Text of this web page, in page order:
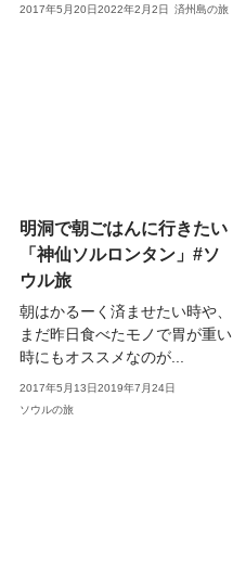
2017年5月20日2022年2月2日 済州島の旅
明洞で朝ごはんに行きたい
「神仙ソルロンタン」#ソ
ウル旅
朝はかるーく済ませたい時や、
まだ昨日食べたモノで胃が重い
時にもオススメなのが...
2017年5月13日2019年7月24日
ソウルの旅